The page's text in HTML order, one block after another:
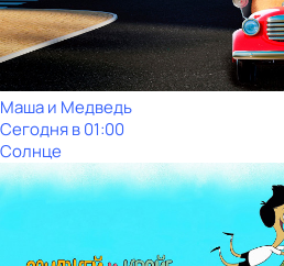
Маша и Медведь
Сегодня в 01:00
Солнце